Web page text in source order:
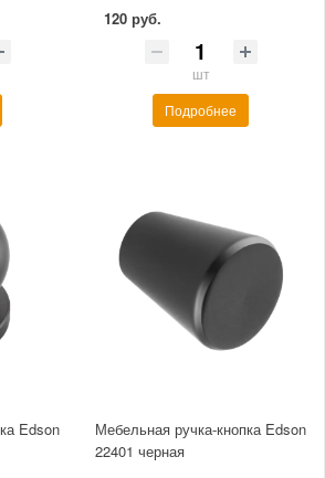
120 руб.
шт
Подробнее
Edson
Мебельная ручка-кнопка Edson
22401 черная